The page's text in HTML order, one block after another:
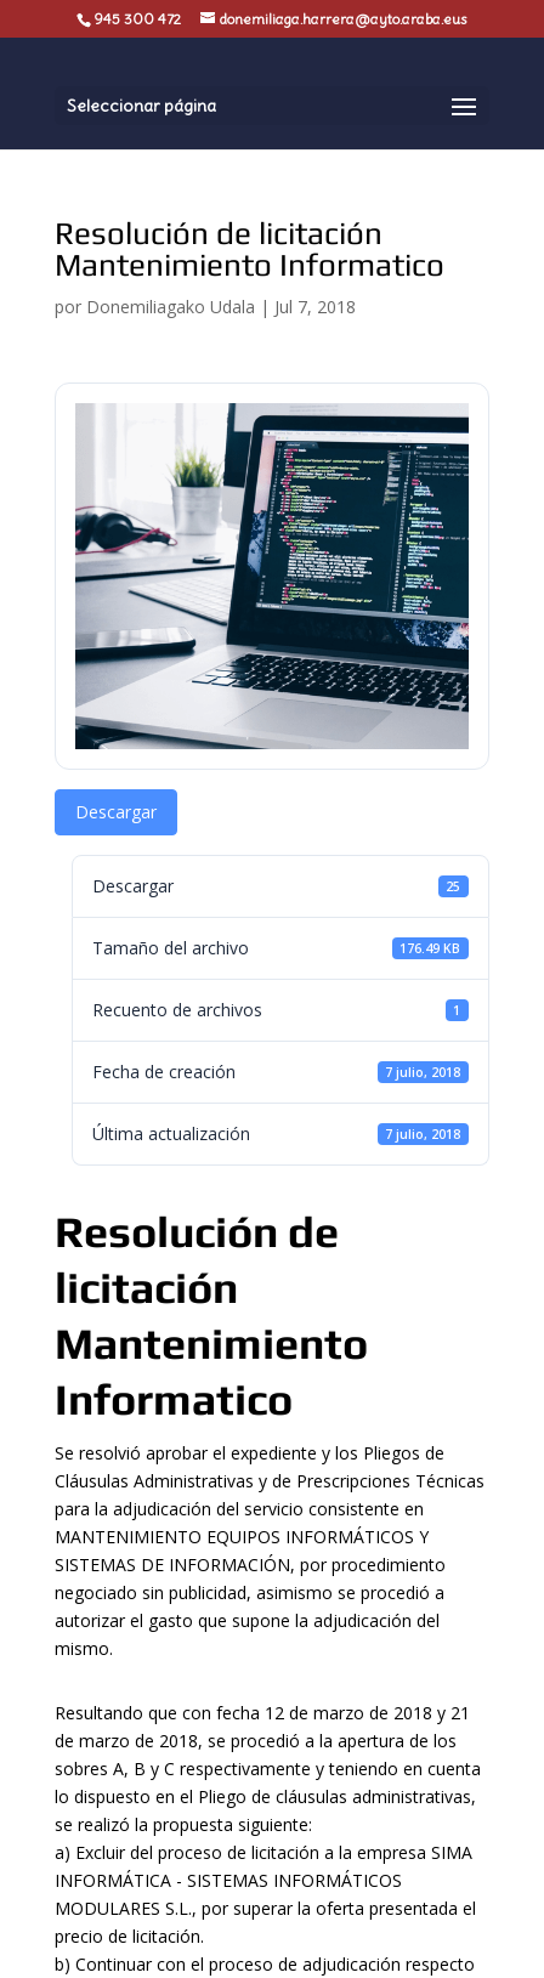
945 300 472 donemiliaga.harrera@ayto.araba.eus
Seleccionar página
Resolución de licitación
Mantenimiento Informatico
por Donemiliagako Udala | Jul 7, 2018
Descargar
Descargar 25
Tamaño del archivo 176.49 KB
Recuento de archivos 1
Fecha de creación 7 julio, 2018
Última actualización 7 julio, 2018
Resolución de
licitación
Mantenimiento
Informatico
Se resolvió aprobar el expediente y los Pliegos de
Cláusulas Administrativas y de Prescripciones Técnicas
para la adjudicación del servicio consistente en
MANTENIMIENTO EQUIPOS INFORMÁTICOS Y
SISTEMAS DE INFORMACIÓN, por procedimiento
negociado sin publicidad, asimismo se procedió a
autorizar el gasto que supone la adjudicación del
mismo.
Resultando que con fecha 12 de marzo de 2018 y 21
de marzo de 2018, se procedió a la apertura de los
sobres A, B y C respectivamente y teniendo en cuenta
lo dispuesto en el Pliego de cláusulas administrativas,
se realizó la propuesta siguiente:
a) Excluir del proceso de licitación a la empresa SIMA
INFORMÁTICA - SISTEMAS INFORMÁTICOS
MODULARES S.L., por superar la oferta presentada el
precio de licitación.
b) Continuar con el proceso de adjudicación respecto